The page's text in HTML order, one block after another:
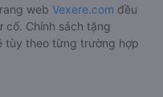
web Vexere.com đều
cố. Chính sách tặng
tùy theo từng trường hợp